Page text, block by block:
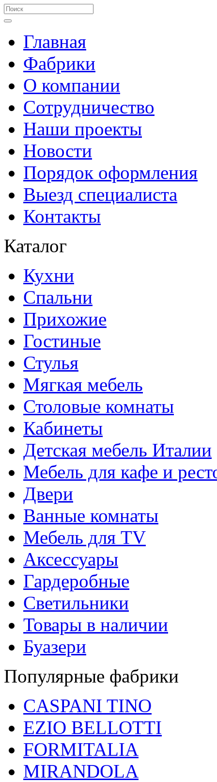
Главная
Фабрики
О компании
Сотрудничество
Наши проекты
Новости
Порядок оформления
Выезд специалиста
Контакты
Каталог
Кухни
Спальни
Прихожие
Гостиные
Стулья
Мягкая мебель
Столовые комнаты
Кабинеты
Детская мебель Италии
Мебель для кафе и
Двери
Ванные комнаты
Мебель для TV
Аксессуары
Гардеробные
Светильники
Товары в наличии
Буазери
Популярные фабрики
CASPANI TINO
EZIO BELLOTTI
FORMITALIA
MIRANDOLA